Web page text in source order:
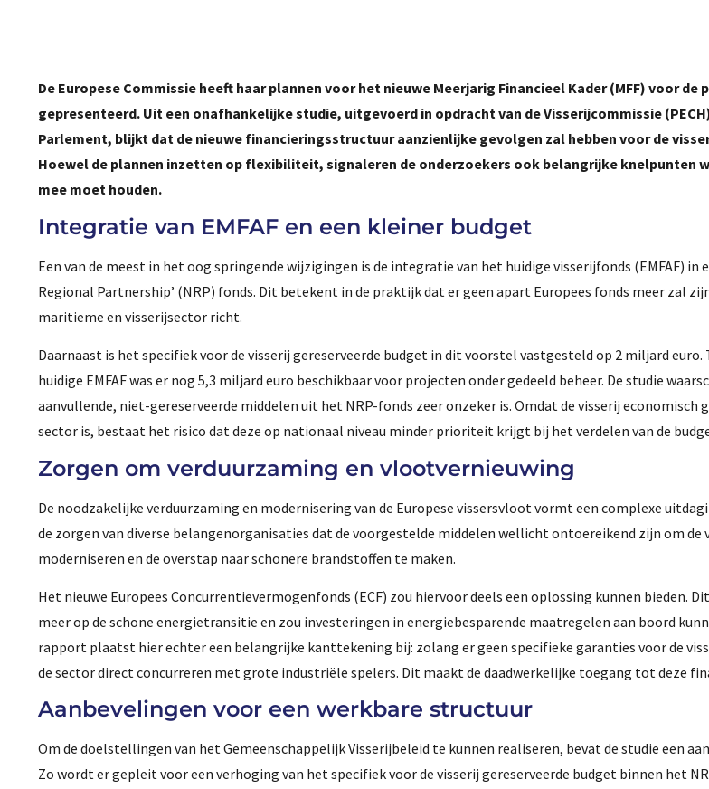
De Europese Commissie heeft haar plannen voor het nieuwe Meerjarig Financieel Kader (MFF) voor de
gepresenteerd. Uit een onafhankelijke studie, uitgevoerd in opdracht van de Visserijcommissie
Parlement, blijkt dat de nieuwe financieringsstructuur aanzienlijke gevolgen zal hebben voor de
Hoewel de plannen inzetten op flexibiliteit, signaleren de onderzoekers ook belangrijke knelpunten
mee moet houden.
Integratie van EMFAF en een kleiner budget
Een van de meest in het oog springende wijzigingen is de integratie van het huidige visserijfonds (EMFAF) in
Regional Partnership’ (NRP) fonds. Dit betekent in de praktijk dat er geen apart Europees fonds meer zal
maritieme en visserijsector richt.
Daarnaast is het specifiek voor de visserij gereserveerde budget in dit voorstel vastgesteld op 2 miljard
huidige EMFAF was er nog 5,3 miljard euro beschikbaar voor projecten onder gedeeld beheer. De studie
aanvullende, niet-gereserveerde middelen uit het NRP-fonds zeer onzeker is. Omdat de visserij economisch
sector is, bestaat het risico dat deze op nationaal niveau minder prioriteit krijgt bij het verdelen van de
Zorgen om verduurzaming en vlootvernieuwing
De noodzakelijke verduurzaming en modernisering van de Europese vissersvloot vormt een complexe
de zorgen van diverse belangenorganisaties dat de voorgestelde middelen wellicht ontoereikend zijn om de
moderniseren en de overstap naar schonere brandstoffen te maken.
Het nieuwe Europees Concurrentievermogenfonds (ECF) zou hiervoor deels een oplossing kunnen bieden.
meer op de schone energietransitie en zou investeringen in energiebesparende maatregelen aan boord
rapport plaatst hier echter een belangrijke kanttekening bij: zolang er geen specifieke garanties voor de
de sector direct concurreren met grote industriële spelers. Dit maakt de daadwerkelijke toegang tot deze
Aanbevelingen voor een werkbare structuur
Om de doelstellingen van het Gemeenschappelijk Visserijbeleid te kunnen realiseren, bevat de studie een
Zo wordt er gepleit voor een verhoging van het specifiek voor de visserij gereserveerde budget binnen het